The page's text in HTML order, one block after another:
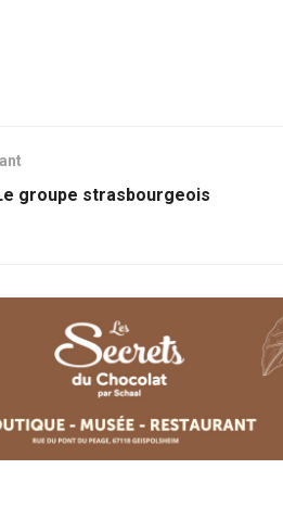
groupe strasbourgeois